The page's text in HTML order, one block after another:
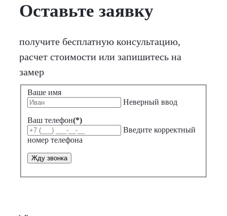
Оставьте заявку
получите бесплатную консультацию,
расчет стоимости или запишитесь на
замер
Ваше имя
Неверный ввод
Ваш телефон(*)
Введите корректный
номер телефона
Жду звонка